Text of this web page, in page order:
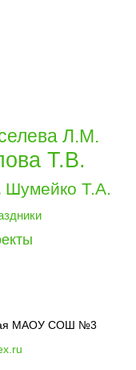
Л.М.
Т.В.
Шумейко Т.А.
МАОУ СОШ №3